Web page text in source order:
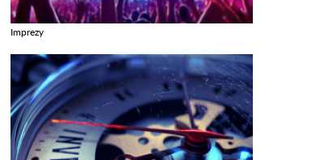
Imprezy